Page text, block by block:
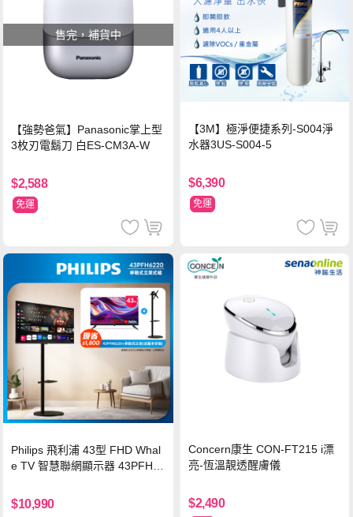
售完，補貨中
【強勢爸氣】Panasonic掌上型
3枚刃電鬍刀 白ES-CM3A-W
$2,588
免運
【3M】極淨便捷系列-S004淨
水器3US-S004-5
$6,390
免運
Philips 飛利浦 43型 FHD Whal
e TV 智慧聯網顯示器 43PFH6
$10,990
Concern康生 CON-FT215 i漂
亮-恆溫靚透醒膚儀
$2,490